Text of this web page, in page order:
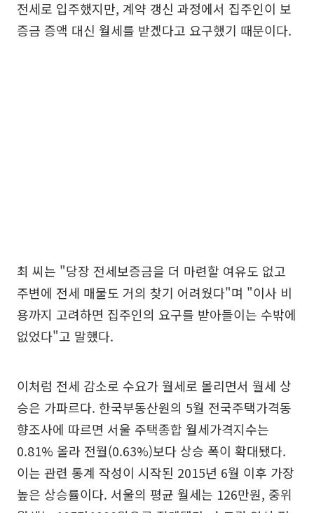
전세로 입주했지만, 계약 갱신 과정에서 집주인이 보
증금 증액 대신 월세를 받겠다고 요구했기 때문이다.
최 씨는 "당장 전세보증금을 더 마련할 여유도 없고
주변에 전세 매물도 거의 찾기 어려웠다"며 "이사 비
용까지 고려하면 집주인의 요구를 받아들이는 수밖에
없었다"고 말했다.
이처럼 전세 감소로 수요가 월세로 몰리면서 월세 상
승은 가파르다. 한국부동산원의 5월 전국주택가격동
향조사에 따르면 서울 주택종합 월세가격지수는
0.81% 올라 전월(0.63%)보다 상승 폭이 확대됐다.
이는 관련 통계 작성이 시작된 2015년 6월 이후 가장
높은 상승률이다. 서울의 평균 월세는 126만원, 중위